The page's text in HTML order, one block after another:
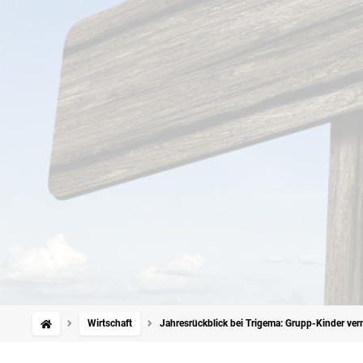
Wirtschaft Jahresrückblick bei Trigema: Grupp-Kinder